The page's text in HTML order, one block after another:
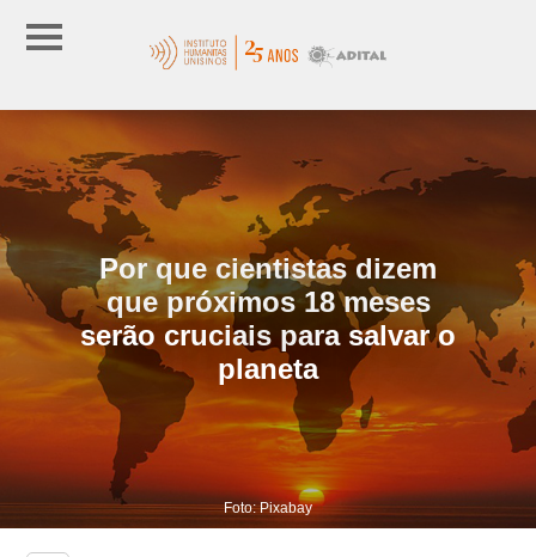
Por que cientistas dizem
que próximos 18 meses
serão cruciais para salvar o
planeta
Foto: Pixabay